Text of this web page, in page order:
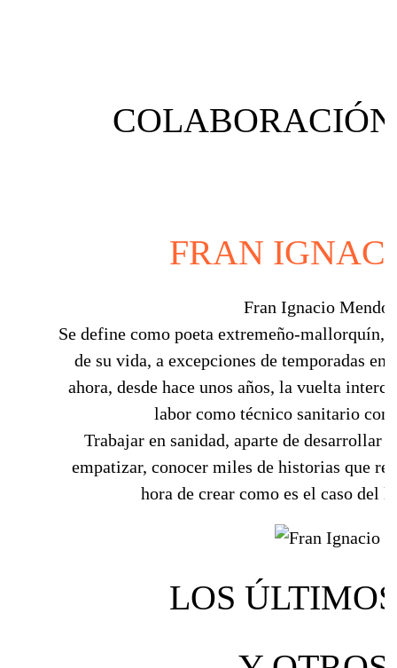
FRAN
Fran Ignacio
Se define como poeta extremeño-mallorquín,
de su vida, a excepciones de temporadas
ahora, desde hace unos años, la vuelta
labor como técnico sanitario
Trabajar en sanidad, aparte de desarrollar
empatizar, conocer miles de historias que
hora de crear como es el caso del
LOS